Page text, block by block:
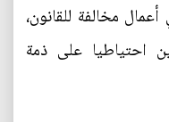
مخالفة للقانون،
احتياطيا على ذمة